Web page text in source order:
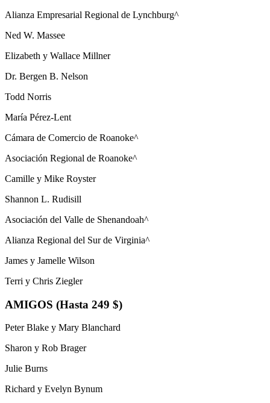
Alianza Empresarial Regional de Lynchburg^
Ned W. Massee
Elizabeth y Wallace Millner
Dr. Bergen B. Nelson
Todd Norris
María Pérez-Lent
Cámara de Comercio de Roanoke^
Asociación Regional de Roanoke^
Camille y Mike Royster
Shannon L. Rudisill
Asociación del Valle de Shenandoah^
Alianza Regional del Sur de Virginia^
James y Jamelle Wilson
Terri y Chris Ziegler
AMIGOS (Hasta 249 $)
Peter Blake y Mary Blanchard
Sharon y Rob Brager
Julie Burns
Richard y Evelyn Bynum